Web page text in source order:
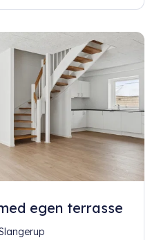
egen terrasse